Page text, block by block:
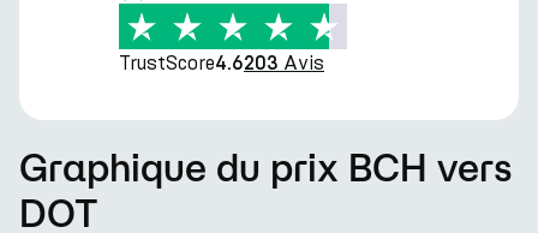
TrustScore4.6203 Avis
Graphique du prix BCH vers
DOT